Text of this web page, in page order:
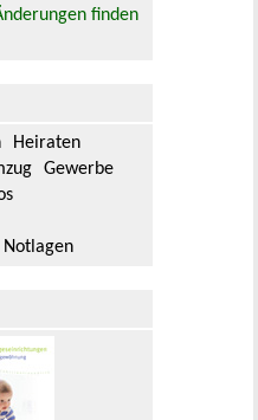
finden
Heiraten
Gewerbe
Notlagen